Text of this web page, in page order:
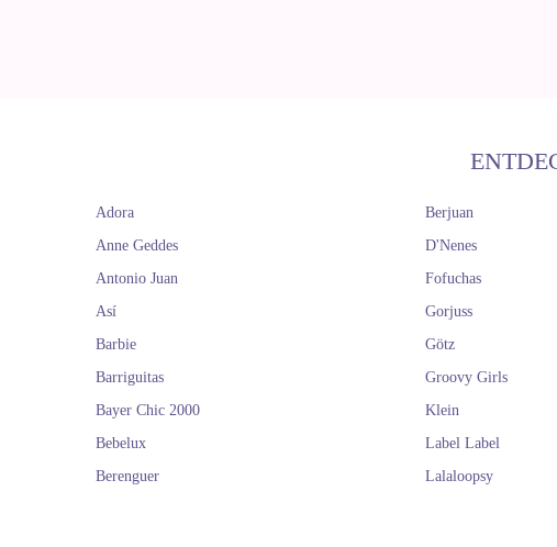
Adora
Anne Geddes
Antonio Juan
Así
Barbie
Barriguitas
Bayer Chic 2000
Bebelux
Berenguer
Berjuan
D'Nenes
Fofuchas
Gorjuss
Götz
Groovy Girls
Klein
Label Label
Lalaloopsy